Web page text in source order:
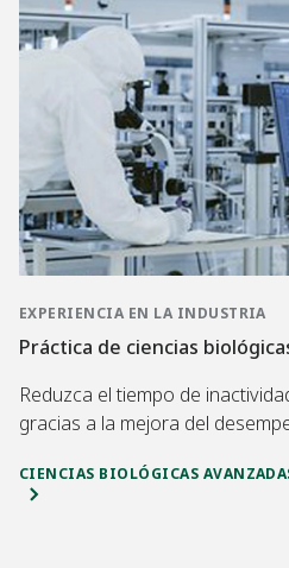
EXPERIENCIA EN LA INDUSTRIA
Práctica de ciencias
Reduzca el tiempo de
gracias a la mejora del
CIENCIAS BIOLÓGICAS